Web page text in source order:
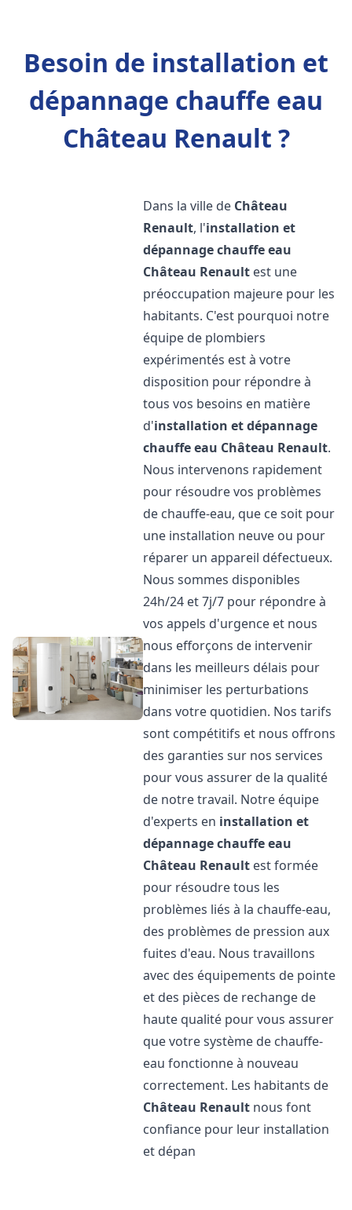
Besoin de installation et
dépannage chauffe eau
Château Renault ?
Dans la ville de Château
Renault, l'installation et
dépannage chauffe eau
Château Renault est une
préoccupation majeure pour les
habitants. C'est pourquoi notre
équipe de plombiers
expérimentés est à votre
disposition pour répondre à
tous vos besoins en matière
d'installation et dépannage
chauffe eau Château Renault.
Nous intervenons rapidement
pour résoudre vos problèmes
de chauffe-eau, que ce soit pour
une installation neuve ou pour
réparer un appareil défectueux.
Nous sommes disponibles
24h/24 et 7j/7 pour répondre à
vos appels d'urgence et nous
nous efforçons de intervenir
dans les meilleurs délais pour
minimiser les perturbations
dans votre quotidien. Nos tarifs
sont compétitifs et nous offrons
des garanties sur nos services
pour vous assurer de la qualité
de notre travail. Notre équipe
d'experts en installation et
dépannage chauffe eau
Château Renault est formée
pour résoudre tous les
problèmes liés à la chauffe-eau,
des problèmes de pression aux
fuites d'eau. Nous travaillons
avec des équipements de pointe
et des pièces de rechange de
haute qualité pour vous assurer
que votre système de chauffe-
eau fonctionne à nouveau
correctement. Les habitants de
Château Renault nous font
confiance pour leur installation
et dépan